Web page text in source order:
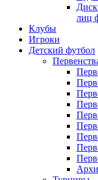
лиц
Клубы
Игроки
Детский футбол